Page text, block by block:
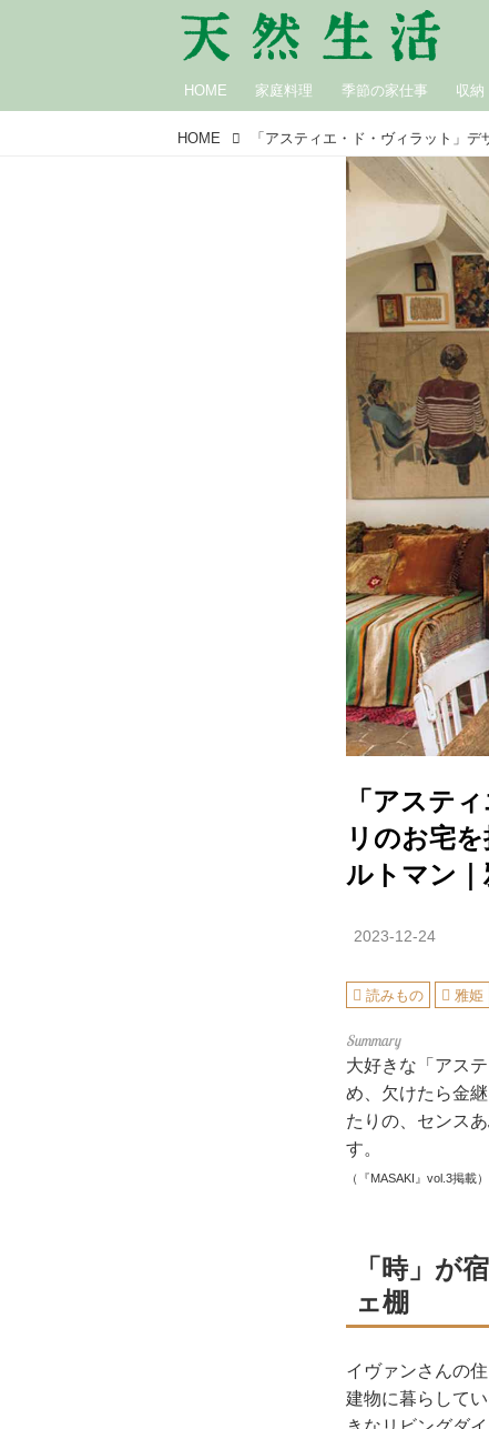
HOME 家庭料理 季節の家仕事 収納
HOME
「アステ
リのお宅
ルトマン
2023-12-24
読みもの 雅姫
大好きな「アス
め、欠けたら金
たりの、センス
す。
（『MASAKI』vol.3掲載）
「時」が
ェ棚
イヴァンさんの
建物に暮らして